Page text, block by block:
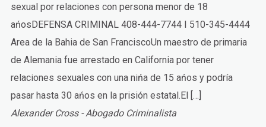
sexual por relaciones con persona menor de 18
ańosDEFENSA CRIMINAL 408-444-7744 I 510-345-4444
Area de la Bahia de San FranciscoUn maestro de primaria
de Alemania fue arrestado en California por tener
relaciones sexuales con una nińa de 15 ańos y podría
pasar hasta 30 ańos en la prisión estatal.El […]
Alexander Cross - Abogado Criminalista